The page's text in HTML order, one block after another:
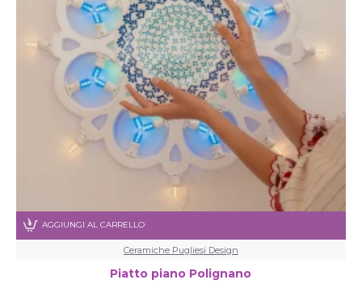
Ceramiche Pugliesi Design
Piatto piano Polignano
AGGIUNGI AL CARRELLO